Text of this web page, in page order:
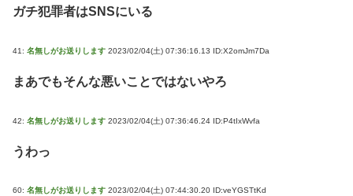
ガチ犯罪者はSNSにいる
41: 名無しがお送りします 2023/02/04(土) 07:36:16.13 ID:X2omJm7Da
まあでもそんな悪いことではないやろ
42: 名無しがお送りします 2023/02/04(土) 07:36:46.24 ID:P4tIxWvfa
うわっ
60: 名無しがお送りします 2023/02/04(土) 07:44:30.20 ID:veYGSTtKd